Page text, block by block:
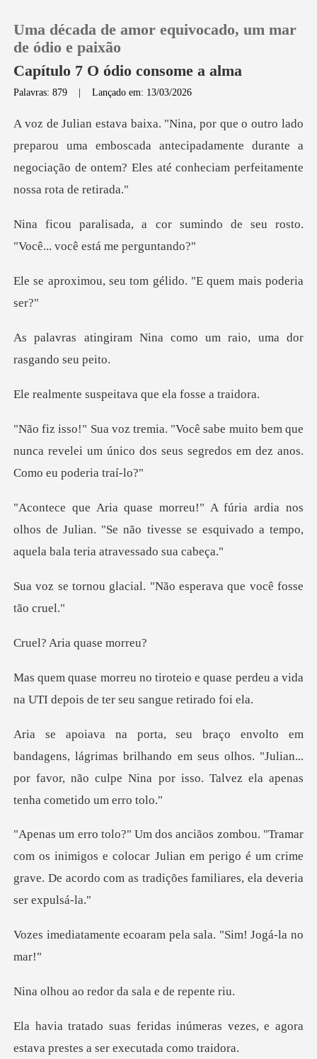
Loja
Histórico
Sair
Uma década de amor equivocado, um mar
de ódio e paixão
Capítulo 7 O ódio consome a alma
Palavras: 879 |Lançado em: 13/03/2026
parou uma emboscada antecipadamente durante a
negociação de o
sumindo de seu rosto.
"Você
u tom gélido. "E que
ina como um raio, uma d
peitava que ela f
ito bem que
nunca revelei um único dos seus s
os
olhos de Julian. "Se não tivesse se esquivado
ial. "Não esperava que
ria quas
quase perdeu a vida
na UTI depois
imas brilhando em seus olhos. "Julian...
por favor, não culpe
inimigos e colocar Julian em perigo é um crime
grave. De ac
ecoaram pela sala. "
edor da sala e
úmeras vezes, e agora
estava pres